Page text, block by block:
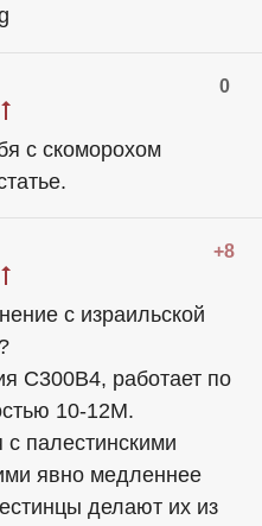
0
с скоморохом
+8
с израильской
С300В4, работает по
10-12М.
палестинскими
явно медленнее
делают их из